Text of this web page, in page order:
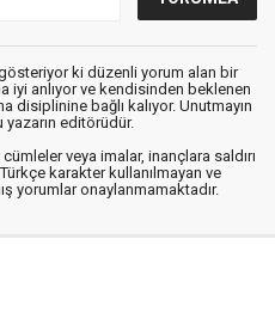
ki düzenli yorum alan bir
iyi anlıyor ve kendisinden beklenen
disiplinine bağlı kalıyor. Unutmayın
editörüdür.
veya imalar, inançlara saldırı
karakter kullanılmayan ve
yorumlar onaylanmamaktadır.